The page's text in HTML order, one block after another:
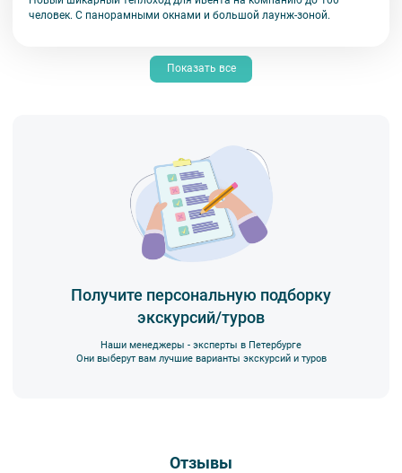
человек. С панорамными окнами и большой лаунж-зоной.
Показать все
Получите персональную подборку
экскурсий/туров
Наши менеджеры - эксперты в Петербурге
Они выберут вам лучшие варианты экскурсий и туров
Отзывы